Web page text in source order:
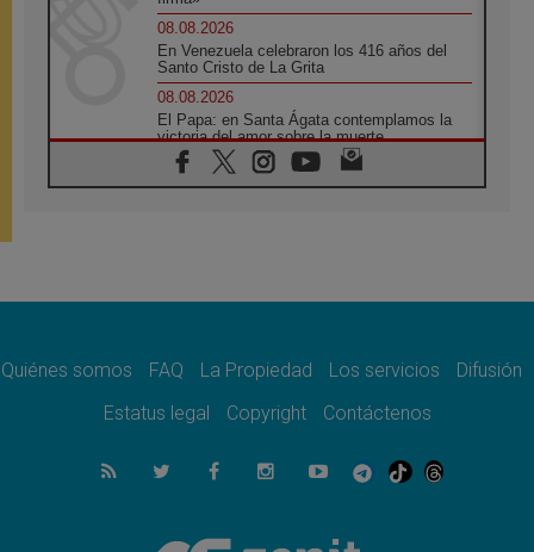
08.08.2026
En Venezuela celebraron los 416 años del
Santo Cristo de La Grita
08.08.2026
El Papa: en Santa Ágata contemplamos la
victoria del amor sobre la muerte
08.08.2026
León XIV visitará el Santuario de la Madre
07.08.2026
07.08.2026
el compromiso del cristiano"
La matanza de niños en Gaza no cesa: 300
muertos en 300 días
Tagle: La guerra desfigura el mundo, solo la
Quiénes somos FAQ La Propiedad Los servicios
Difusión
Estatus legal
Copyright Contáctenos